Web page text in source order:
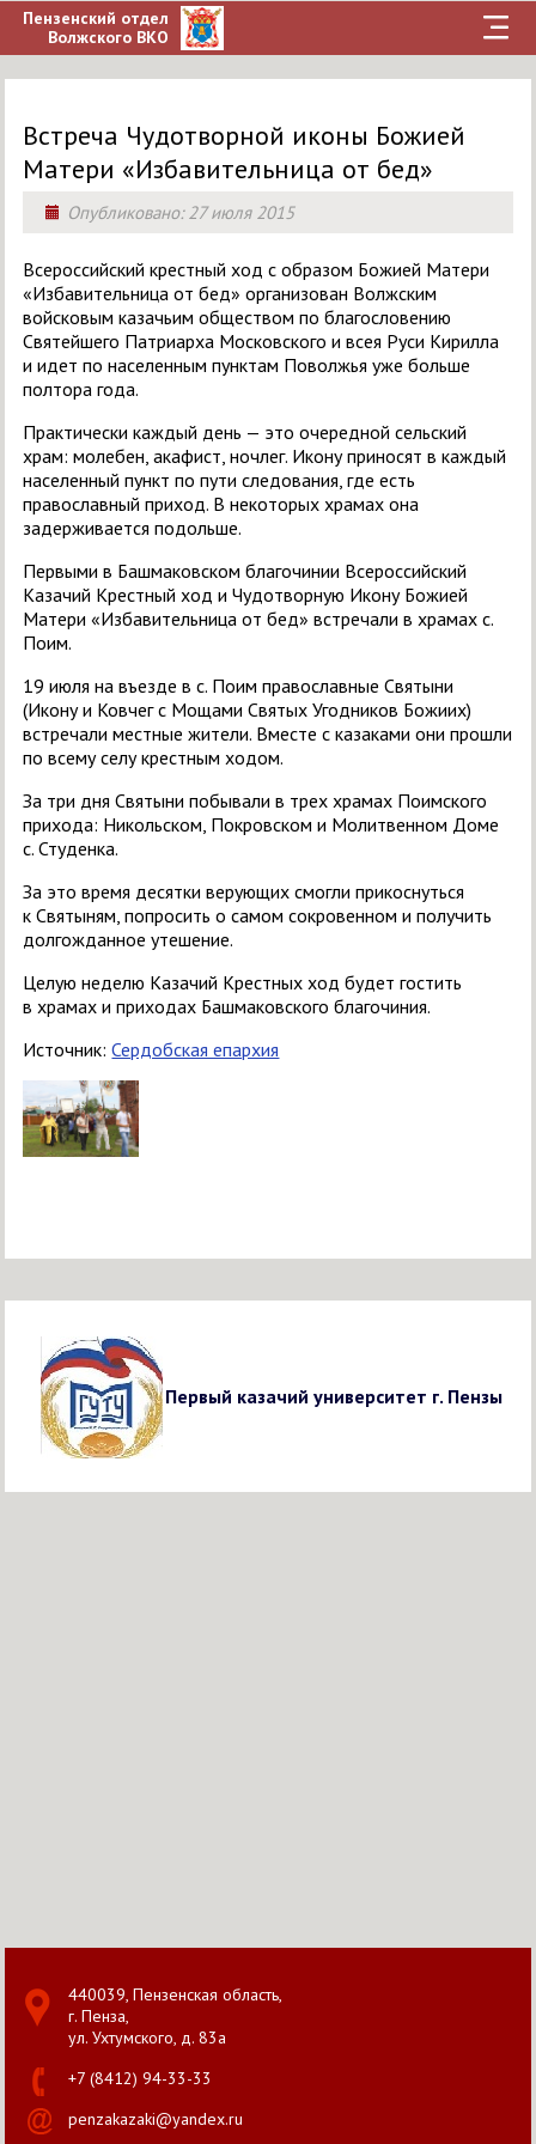
Пензенский отдел
Волжского ВКО
Встреча Чудотворной иконы Божией
Матери «Избавительница от бед»
Опубликовано:27 июля 2015
Всероссийский крестный ход с образом Божией Матери
«Избавительница от бед» организован Волжским
войсковым казачьим обществом по благословению
Святейшего Патриарха Московского и всея Руси Кирилла
и идет по населенным пунктам Поволжья уже больше
полтора года.
Практически каждый день — это очередной сельский
храм: молебен, акафист, ночлег. Икону приносят в каждый
населенный пункт по пути следования, где есть
православный приход. В некоторых храмах она
задерживается подольше.
Первыми в Башмаковском благочинии Всероссийский
Казачий Крестный ход и Чудотворную Икону Божией
Матери «Избавительница от бед» встречали в храмах с.
Поим.
19 июля на въезде в с. Поим православные Святыни
(Икону и Ковчег с Мощами Святых Угодников Божиих)
встречали местные жители. Вместе с казаками они прошли
по всему селу крестным ходом.
За три дня Святыни побывали в трех храмах Поимского
прихода: Никольском, Покровском и Молитвенном Доме
с. Студенка.
За это время десятки верующих смогли прикоснуться
к Святыням, попросить о самом сокровенном и получить
долгожданное утешение.
Целую неделю Казачий Крестных ход будет гостить
в храмах и приходах Башмаковского благочиния.
Источник:Сердобская епархия
Первый казачий университет г. Пензы
440039, Пензенская область,
г. Пенза,
ул. Ухтумского, д. 83а
+7 (8412) 94-33-33
penzakazaki@yandex.ru